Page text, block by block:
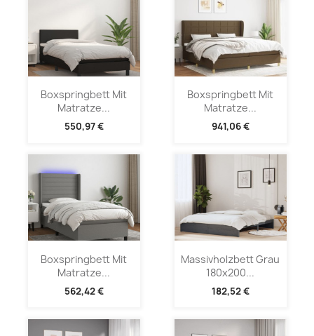
Boxspringbett Mit
Matratze...
550,97 €
Boxspringbett Mit
Matratze...
941,06 €
Boxspringbett Mit
Matratze...
562,42 €
Massivholzbett Grau
180x200...
182,52 €